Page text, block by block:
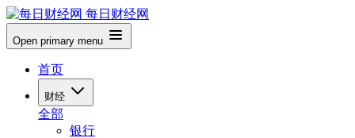
每日财经网
Open primary menu
首页
财经
全部
银行